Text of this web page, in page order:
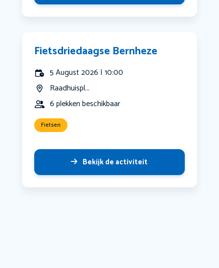
Fietsdriedaagse Bernheze
5 August 2026 | 10:00
Raadhuispl...
6 plekken beschikbaar
Fietsen
Bekijk de activiteit